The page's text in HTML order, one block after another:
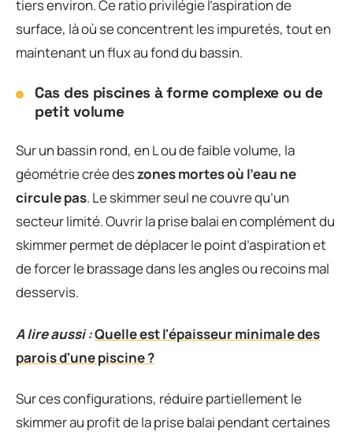
tiers environ. Ce ratio privilégie l’aspiration de
surface, là où se concentrent les impuretés, tout en
maintenant un flux au fond du bassin.
Cas des piscines à forme complexe ou de
petit volume
Sur un bassin rond, en L ou de faible volume, la
géométrie crée deszones mortes où l’eau ne
circule pas. Le skimmer seul ne couvre qu’un
secteur limité. Ouvrir la prise balai en complément du
skimmer permet de déplacer le point d’aspiration et
de forcer le brassage dans les angles ou recoins mal
desservis.
A lire aussi :Quelle est l'épaisseur minimale des
parois d'une piscine ?
Sur ces configurations, réduire partiellement le
skimmer au profit de la prise balai pendant certaines